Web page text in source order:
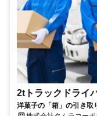
2tトラックドライ
洋菓子の「箱」の引き取